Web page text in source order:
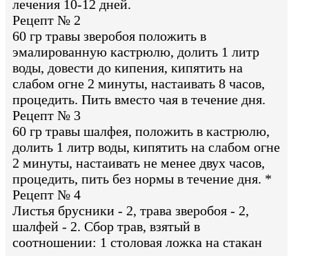
лечения 10-12 дней.
Рецепт № 2
60 гр травы зверобоя положить в
эмалированную кастрюлю, долить 1 литр
воды, довести до кипения, кипятить на
слабом огне 2 минуты, настаивать 8 часов,
процедить. Пить вместо чая в течение дня.
Рецепт № 3
60 гр травы шалфея, положить в кастрюлю,
долить 1 литр воды, кипятить на слабом огне
2 минуты, настаивать не менее двух часов,
процедить, пить без нормы в течение дня. *
Рецепт № 4
Листья брусники - 2, трава зверобоя - 2,
шалфей - 2. Сбор трав, взятый в
соотношении: 1 столовая ложка на стакан